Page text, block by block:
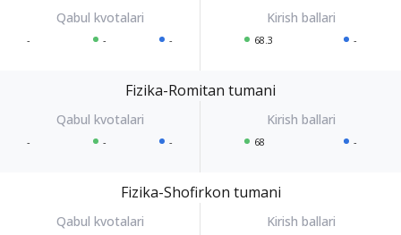
- - - 68.3 -
Fizika-Romitan tumani
- - - 68 -
Fizika-Shofirkon tumani